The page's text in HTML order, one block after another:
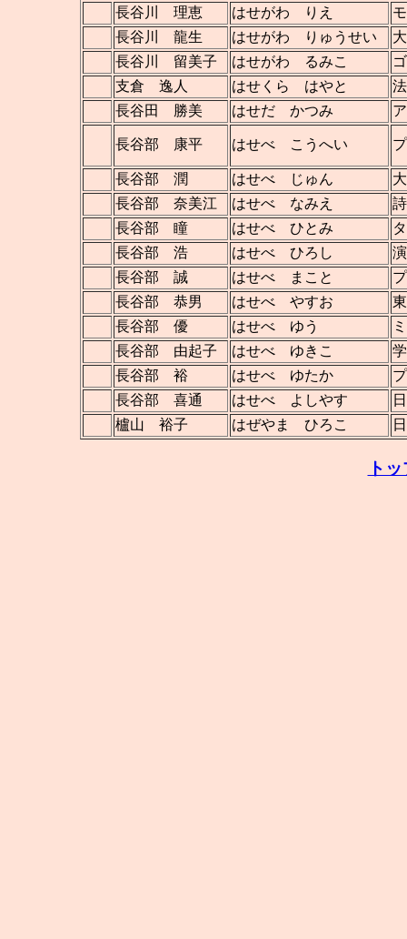
長谷川 理恵
はせがわ りえ
長谷川 龍生
はせがわ りゅうせい
長谷川 留美子
はせがわ るみこ
支倉 逸人
はせくら はやと
長谷田 勝美
はせだ かつみ
長谷部 康平 はせべ こうへい
長谷部 潤 はせべ じゅん
長谷部 奈美江
はせべ なみえ
長谷部 瞳
はせべ ひとみ
長谷部 浩
はせべ ひろし
長谷部 誠
はせべ まこと
長谷部 恭男
はせべ やすお
長谷部 優
はせべ ゆう
長谷部 由起子
はせべ ゆきこ
長谷部 裕
はせべ ゆたか
長谷部 喜通
はせべ よしやす
櫨山 裕子
はぜやま ひろこ
ト